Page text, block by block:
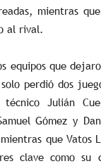
mientras
al rival.
equipos que
perdió dos
Julián
Gómez y
que Vatos
clave como su